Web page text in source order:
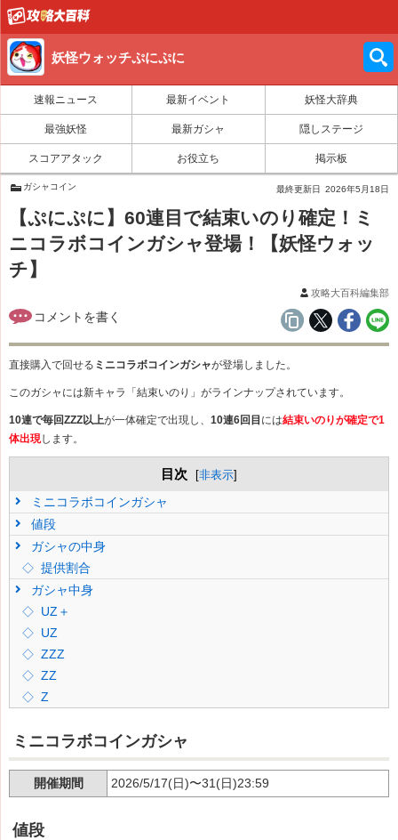
妖怪ウォッチぷにぷに
速報ニュース 最新イベント 妖怪大辞典
最強妖怪 最新ガシャ 隠しステージ
スコアアタック お役立ち 掲示板
ガシャコイン 最終更新日 2026年5月18日
【ぷにぷに】60連目で結束いのり確定！ミ
ニコラボコインガシャ登場！【妖怪ウォッ
チ】
攻略大百科編集部
直接購入で回せる ミニコラボコインガシャが登場しました。
このガシャには新キャラ「結束いのり」がラインナップされています。
10連で毎回ZZZ以上が一体確定で出現し、 10連6回目 には結束いのりが確定で1
体出現します。
目次 [非表示]
ミニコラボコインガシャ
値段
ガシャの中身
提供割合
ガシャ中身
UZ＋
UZ
ZZZ
ZZ
Z
ミニコラボコインガシャ
開催期間 2026/5/17(日)〜31(日)23:59
値段